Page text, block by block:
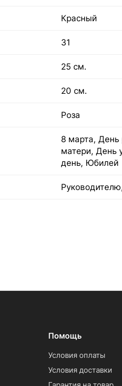
Красный
31
25 см.
20 см.
Роза
8 марта, День
матери, День
день, Юбилей
Помощь
Условия оплаты
Условия доставки